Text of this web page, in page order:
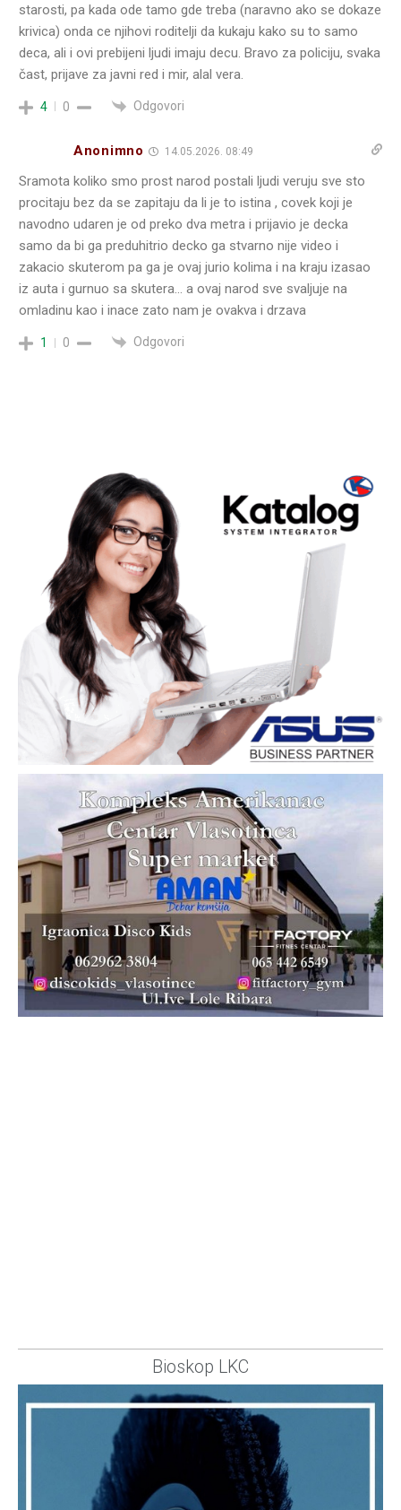
starosti, pa kada ode tamo gde treba (naravno ako se dokaze
krivica) onda ce njihovi roditelji da kukaju kako su to samo
deca, ali i ovi prebijeni ljudi imaju decu. Bravo za policiju, svaka
čast, prijave za javni red i mir, alal vera.
4 0 Odgovori
Anonimno 14.05.2026. 08:49
Sramota koliko smo prost narod postali ljudi veruju sve sto
procitaju bez da se zapitaju da li je to istina , covek koji je
navodno udaren je od preko dva metra i prijavio je decka
samo da bi ga preduhitrio decko ga stvarno nije video i
zakacio skuterom pa ga je ovaj jurio kolima i na kraju izasao
iz auta i gurnuo sa skutera… a ovaj narod sve svaljuje na
omladinu kao i inace zato nam je ovakva i drzava
1 0 Odgovori
Bioskop LKC